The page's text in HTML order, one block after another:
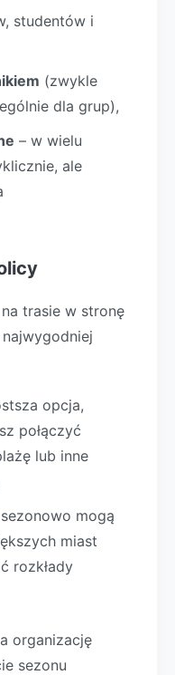
studentów i
(zwykle
dla grup),
– w wielu
ale
trasie w stronę
najwygodniej
opcja,
połączyć
lub inne
sezonowo mogą
miast
rozkłady
organizację
sezonu